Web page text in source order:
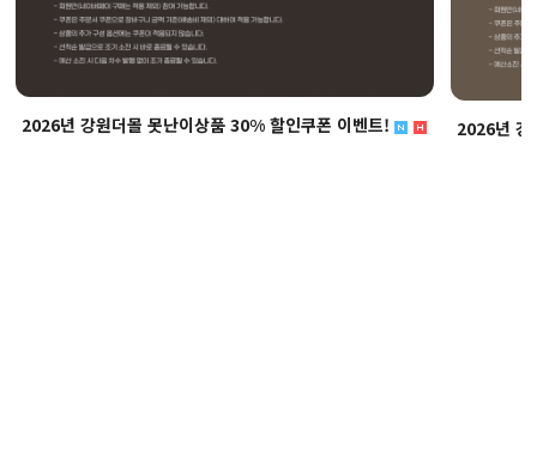
2026년 강원더몰 못난이상품 30% 할인쿠폰 이벤트! 2026년 강